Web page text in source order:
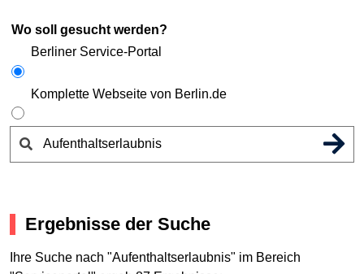
Wo soll gesucht werden?
Berliner Service-Portal
Komplette Webseite von Berlin.de
Ergebnisse der Suche
Ihre Suche nach "Aufenthaltserlaubnis" im Bereich